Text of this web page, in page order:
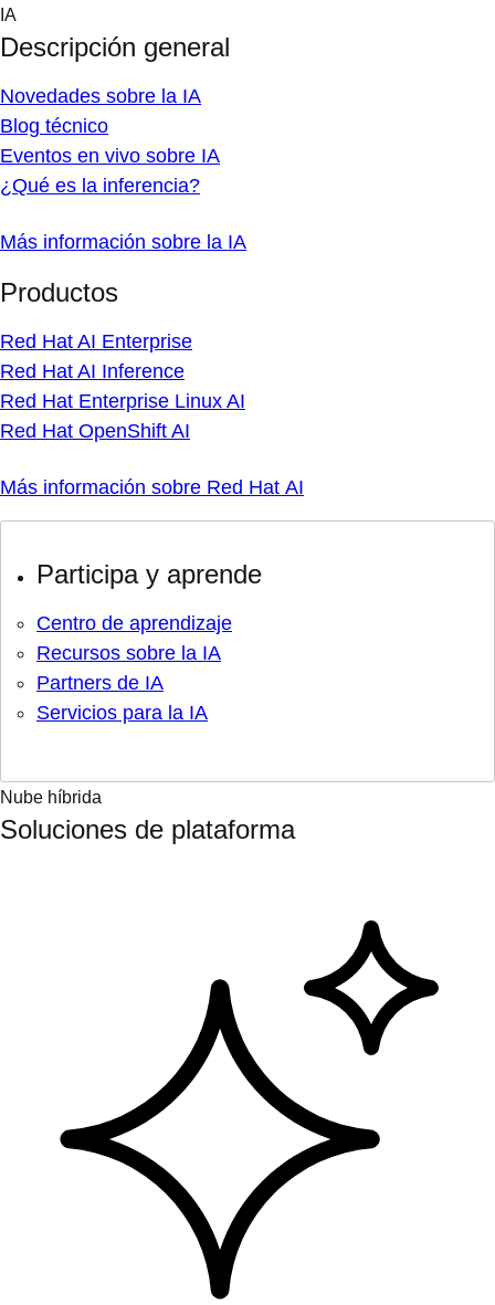
Skip
content
IA
Descripción general
Novedades sobre la IA
Blog técnico
Eventos en vivo sobre IA
¿Qué es la inferencia?
Más información sobre la IA
Productos
Red Hat AI Enterprise
Red Hat AI Inference
Red Hat Enterprise Linux AI
Red Hat OpenShift AI
Más información sobre Red Hat AI
Participa y aprende
Centro de aprendizaje
Recursos sobre la IA
Partners de IA
Servicios para la IA
Nube híbrida
Soluciones de plataforma